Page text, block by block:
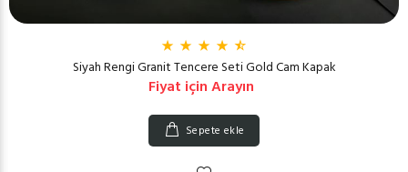
Siyah Rengi Granit Tencere Seti Gold Cam Kapak
Fiyat için Arayın
Sepete ekle